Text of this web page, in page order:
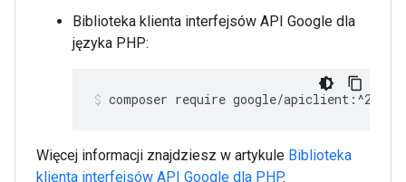
Biblioteka klienta interfejsów API Google dla
języka PHP:
composer require google/
Więcej informacji znajdziesz w artykule Biblioteka
klienta interfejsów API Google dla PHP.